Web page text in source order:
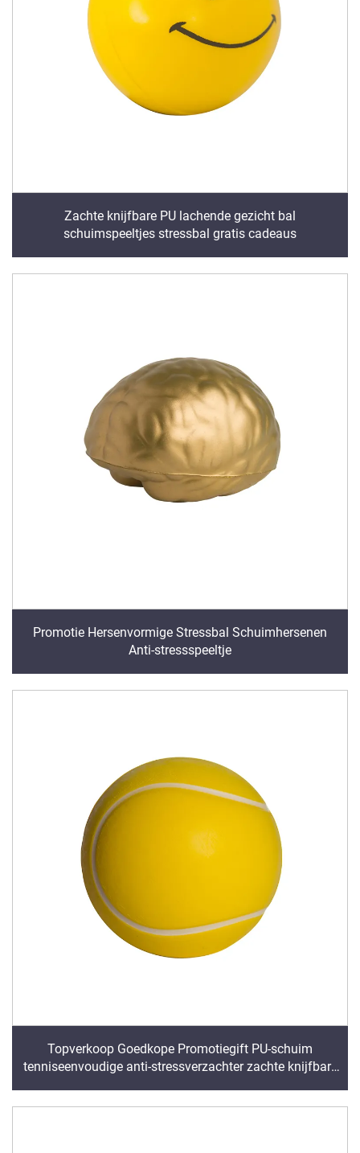
Zachte knijfbare PU lachende gezicht bal
schuimspeeltjes stressbal gratis cadeaus
Promotie Hersenvormige Stressbal Schuimhersenen
Anti-stressspeeltje
Topverkoop Goedkope Promotiegift PU-schuim
tenniseenvoudige anti-stressverzachter zachte knijfbare